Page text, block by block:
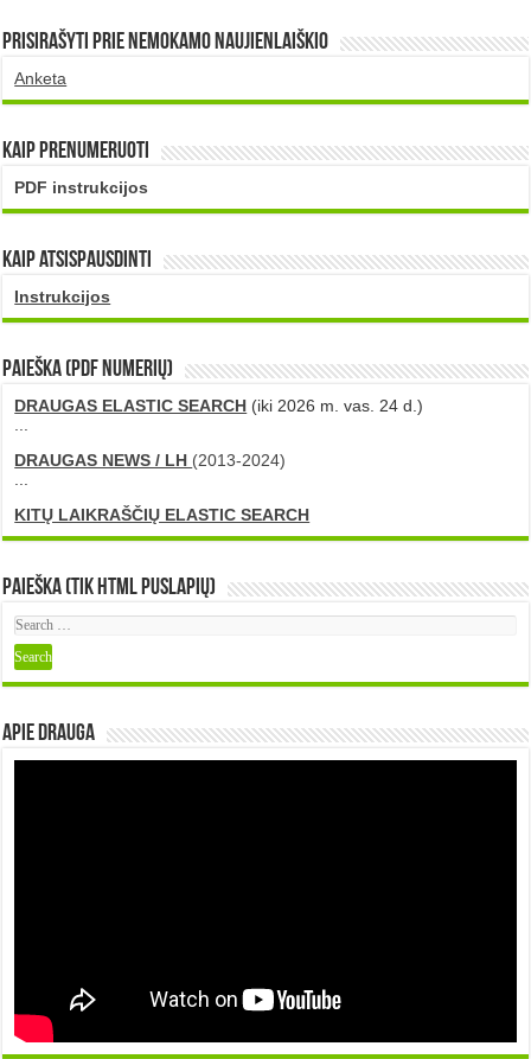
Prisirašyti prie nemokamo naujienlaiškio
Anketa
Kaip prenumeruoti
PDF instrukcijos
Kaip atsispausdinti
Instrukcijos
PAIEŠKA (PDF numerių)
DRAUGAS ELASTIC SEARCH (iki 2026 m. vas. 24 d.)
DRAUGAS NEWS / LH (2013-2024)
KITŲ LAIKRAŠČIŲ ELASTIC SEARCH
Paieška (tik HTML puslapių)
Apie DRAUGA